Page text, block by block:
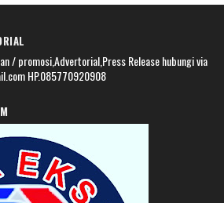
/ promosi,Advertorial,Press Release hubungi via
HP.085770920908